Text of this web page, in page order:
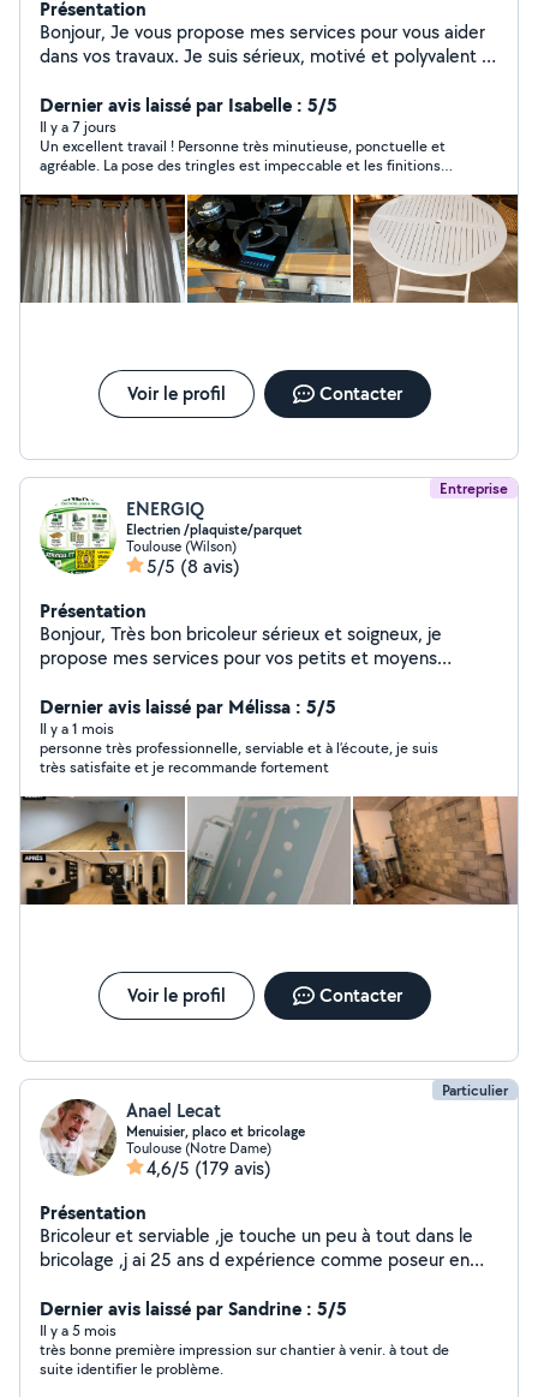
Présentation
Bonjour, Je vous propose mes services pour vous aider
dans vos travaux. Je suis sérieux, motivé et polyvalent :
démontage de meubles, aide au déménagement,
débarras d'encombrants, travaux de peinture et de
finition, entretien extérieur et jardinage Si vous avez
besoin de quelqu'un de fiable et de disponible, n'hésitez
pas à me contacter.
Dernier avis laissé par Isabelle : 5/5
Il y a 7 jours
Un excellent travail ! Personne très minutieuse, ponctuelle et
agréable. La pose des tringles est impeccable et les finitions
propre. Je referai appel à ses services sans hésiter
Voir le profil Contacter
Entreprise
ENERGIQ
Electrien /plaquiste/parquet
Toulouse (Wilson)
5/5 (8 avis)
Présentation
Bonjour, Très bon bricoleur sérieux et soigneux, je
propose mes services pour vos petits et moyens
plomberie Dépannage plomberie Débouchage Placo
Ratissage Peinture Pose de parquet flottant Montage
de meubles Pose d'équipements Petites réparations et
bricolage divers Je travaille proprement, je suis ponctuel
et j'aime le travail bien fait. N'hésitez pas à me
contacter, je réponds rapidement Secteur Toulouse et
alentours.
Dernier avis laissé par Mélissa : 5/5
Il y a 1 mois
personne très professionnelle, serviable et à l’écoute, je suis
très satisfaite et je recommande fortement
Voir le profil Contacter
Particulier
Anael Lecat
Menuisier, placo et bricolage
Toulouse (Notre Dame)
4,6/5 (179 avis)
Présentation
Bricoleur et serviable ,je touche un peu à tout dans le
bricolage ,j ai 25 ans d expérience comme poseur en
bricolage, placo, et plein d'autres choses dans la maison
! ainsi que de des déménagement.
Dernier avis laissé par Sandrine : 5/5
Il y a 5 mois
très bonne première impression sur chantier à venir. à tout de
suite identifier le problème.